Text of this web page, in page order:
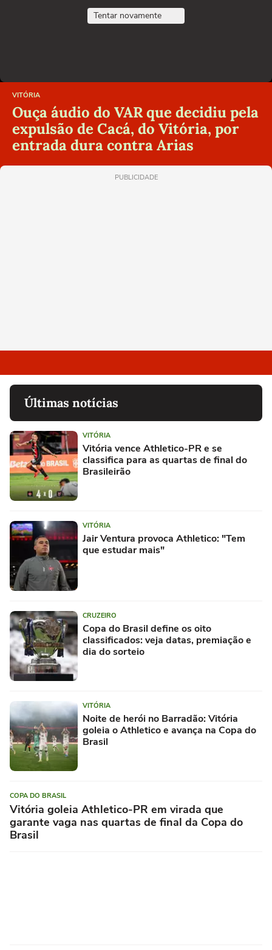
Tentar novamente
VITÓRIA
Ouça áudio do VAR que decidiu pela
expulsão de Cacá, do Vitória, por
entrada dura contra Arias
PUBLICIDADE
Últimas notícias
VITÓRIA
Vitória vence Athletico-PR e se
classifica para as quartas de final do
Brasileirão
VITÓRIA
Jair Ventura provoca Athletico: "Tem
que estudar mais"
CRUZEIRO
Copa do Brasil define os oito
classificados: veja datas, premiação e
dia do sorteio
VITÓRIA
Noite de herói no Barradão: Vitória
goleia o Athletico e avança na Copa do
Brasil
COPA DO BRASIL
Vitória goleia Athletico-PR em virada que
garante vaga nas quartas de final da Copa do
Brasil